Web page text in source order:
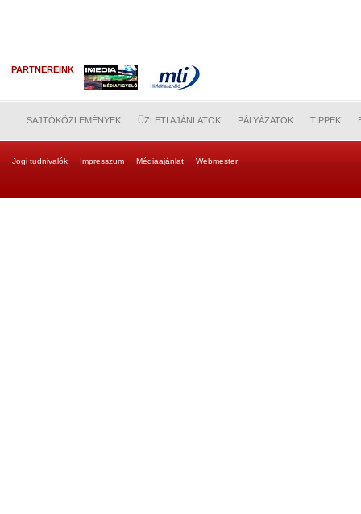
PARTNEREINK
SAJTÓKÖZLEMÉNYEK ÜZLETI AJÁNLATOK PÁLYÁZATOK TIPPEK
Jogi tudnivalók Impresszum Médiaajánlat Webmester